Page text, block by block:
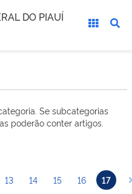
DO PIAUÍ
Se subcategorias
poderão conter artigos.
13 14 15 16 17